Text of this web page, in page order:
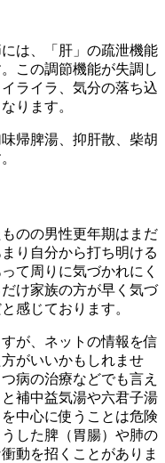
は、「肝」の疏泄機能
この調節機能が失調し
ライラ、気分の落ち込
ります。
帰脾湯、抑肝散、柴胡
のの男性更年期はまだ
り自分から打ち明ける
て周りに気づかれにく
け家族の方が早く気づ
感じております。
が、ネットの情報を信
がいいかもしれませ
病の治療などでも言え
補中益気湯や六君子湯
中心に使うことは危険
した脾（胃腸）や肺の
動を招くことがありま